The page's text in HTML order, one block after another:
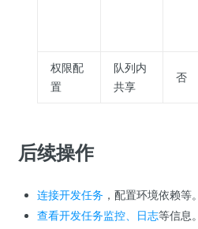
权限配
置
队列内
共享
否
后续操作
连接开发任务 ，配置环境依赖等。
查看开发任务监控、日志等信息。